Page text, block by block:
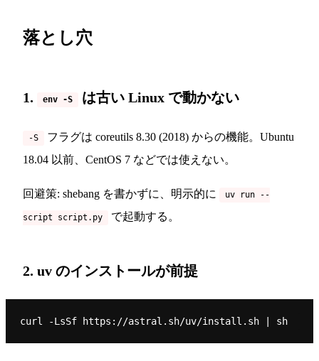
落とし穴
1. env -S は古い Linux で動かない
-S
フラグは coreutils 8.30 (2018) からの機能。Ubuntu
18.04 以前、CentOS 7 などでは使えない。
回避策: shebang を書かずに、明示的に uv run --
script script.py で起動する。
2. uv のインストールが前提
curl -LsSf https://astral.sh/uv/install.sh | sh